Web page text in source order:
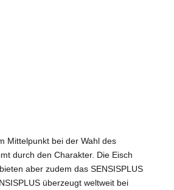
Mittelpunkt bei der Wahl des
durch den Charakter. Die Eisch
aber zudem das SENSISPLUS
überzeugt weltweit bei